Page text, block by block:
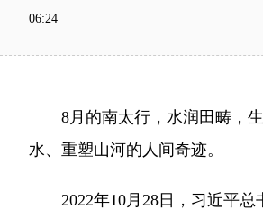
06:24
8月的南太行，水润田畴，生
水、重塑山河的人间奇迹。
2022年10月28日，习近平总